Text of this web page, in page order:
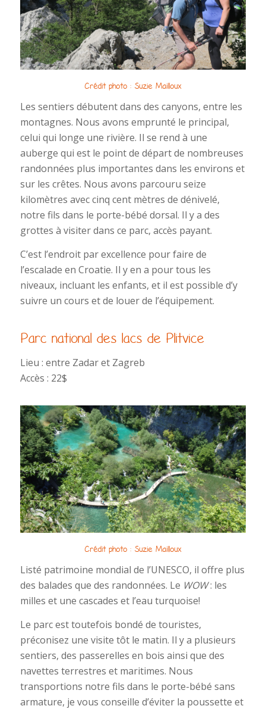
Crédit photo : Suzie Mailloux
Les sentiers débutent dans des canyons, entre les
montagnes. Nous avons emprunté le principal,
celui qui longe une rivière. Il se rend à une
auberge qui est le point de départ de nombreuses
randonnées plus importantes dans les environs et
sur les crêtes. Nous avons parcouru seize
kilomètres avec cinq cent mètres de dénivelé,
notre fils dans le porte-bébé dorsal. Il y a des
grottes à visiter dans ce parc, accès payant.
C’est l’endroit par excellence pour faire de
l’escalade en Croatie. Il y en a pour tous les
niveaux, incluant les enfants, et il est possible d’y
suivre un cours et de louer de l’équipement.
Parc national des lacs de Plitvice
Lieu : entre Zadar et Zagreb
Accès : 22$
Crédit photo : Suzie Mailloux
Listé patrimoine mondial de l’UNESCO, il offre plus
des balades que des randonnées. Le WOW: les
milles et une cascades et l’eau turquoise!
Le parc est toutefois bondé de touristes,
préconisez une visite tôt le matin. Il y a plusieurs
sentiers, des passerelles en bois ainsi que des
navettes terrestres et maritimes. Nous
transportions notre fils dans le porte-bébé sans
armature, je vous conseille d’éviter la poussette et